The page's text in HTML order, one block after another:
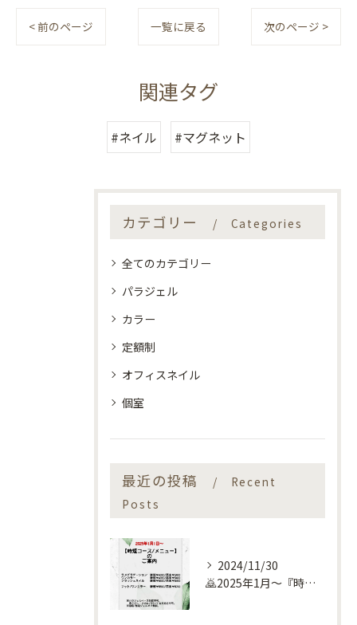
< 前のページ 一覧に戻る 次のページ >
関連タグ
#ネイル #マグネット
カテゴリー Categories
全てのカテゴリー
パラジェル
カラー
定額制
オフィスネイル
個室
最近の投稿
Recent
Posts
2024/11/30
🙇2025年1月～『時短コース』のお知らせ🙇